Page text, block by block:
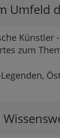
Umfeld
Künstler -
zum
Legenden,